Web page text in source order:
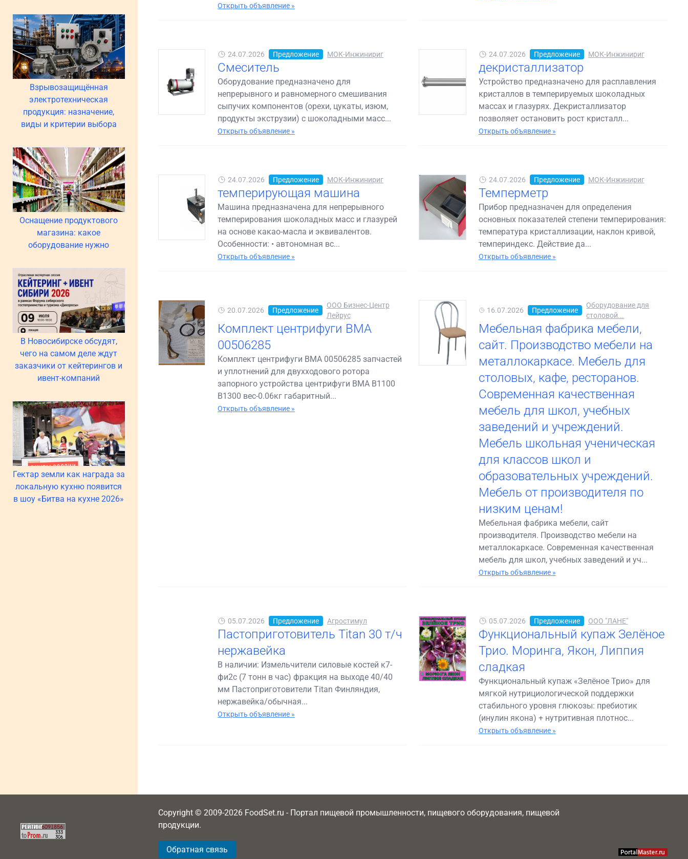
Взрывозащищённая
электротехническая
продукция: назначение,
виды и критерии выбора
Оснащение продуктового
магазина: какое
оборудование нужно
В Новосибирске обсудят,
чего на самом деле ждут
заказчики от кейтерингов и
ивент-компаний
Гектар земли как награда за
локальную кухню появится
в шоу «Битва на кухне 2026»
Открыть объявление »
24.07.2026 Предложение МОК-Инжинириг
Смеситель
Оборудование предназначено для
непрерывного и равномерного смешивания
сыпучих компонентов (орехи, цукаты, изюм,
продукты экструзии) с шоколадными масс...
Открыть объявление »
24.07.2026 Предложение МОК-Инжинириг
декристаллизатор
Устройство предназначено для расплавления
кристаллов в темперируемых шоколадных
массах и глазурях. Декристаллизатор
позволяет остановить рост кристалл...
Открыть объявление »
24.07.2026 Предложение МОК-Инжинириг
темперирующая машина
Машина предназначена для непрерывного
темперирования шоколадных масс и глазурей
на основе какао-масла и эквивалентов.
Особенности: • автономная вс...
Открыть объявление »
24.07.2026 Предложение МОК-Инжинириг
Темперметр
Прибор предназначен для определения
основных показателей степени темперирования:
температура кристаллизации, наклон кривой,
темпериндекс. Действие да...
Открыть объявление »
20.07.2026 Предложение
ООО Бизнес-Центр
Лейрус
Комплект центрифуги BMA
00506285
Комплект центрифуги BMA 00506285 запчастей
и уплотнений для двухходового ротора
запорного устройства центрифуги BMA B1100
B1300 вес-0.06кг габаритный...
Открыть объявление »
16.07.2026 Предложение
Оборудование для
столовой...
Мебельная фабрика мебели,
сайт. Производство мебели на
металлокаркасе. Мебель для
столовых, кафе, ресторанов.
Современная качественная
мебель для школ, учебных
заведений и учреждений.
Мебель школьная ученическая
для классов школ и
образовательных учреждений.
Мебель от производителя по
низким ценам!
Мебельная фабрика мебели, сайт
производителя. Производство мебели на
металлокаркасе. Современная качественная
мебель для школ, учебных заведений и уч...
Открыть объявление »
05.07.2026 Предложение Агростимул
Пастоприготовитель Titan 30 т/ч
нержавейка
В наличии: Измельчители силовые костей к7-
фи2с (7 тонн в час) фракция на выходе 40/40
мм Пастоприготовители Titan Финляндия,
нержавейка/обычная...
Открыть объявление »
05.07.2026 Предложение ООО "ЛАНЕ"
Функциональный купаж Зелёное
Трио. Моринга, Якон, Липпия
сладкая
Функциональный купаж «Зелёное Трио» для
мягкой нутрициологической поддержки
стабильного уровня глюкозы: пребиотик
(инулин якона) + нутритивная плотнос...
Открыть объявление »
Copyright © 2009-2026 FoodSet.ru - Портал пищевой промышленности, пищевого оборудования, пищевой
продукции.
Обратная связь